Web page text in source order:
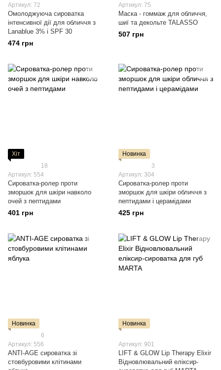
Артикул: 72
Омолоджуюча сироватка
інтенсивної дії для обличчя з
Lanablue 3% і SPF 30
474 грн
Артикул: 75
Маска - гоммаж для обличчя,
шиї та декольте TALASSO
507 грн
Хіт
18
Артикул: 554
Сироватка-ролер проти
зморшок для шкіри навколо
очей з пептидами
401 грн
Новинка
3
Артикул: 304
Сироватка-ролер проти
зморшок для шкіри обличчя з
пептидами і церамідами
425 грн
Новинка
6
Артикул: 556
ANTI-AGE сироватка зі
стовбуровими клітинами
Новинка
Артикул: 901
LIFT & GLOW Lip Therapy Elixir
Відновлювальний еліксир-